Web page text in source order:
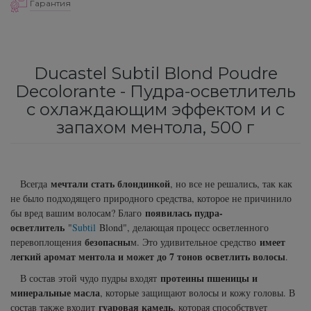
Гарантия
Ducastel Subtil Blond Poudre
Decolorante - Пудра-осветлитель
с охлаждающим эффектом и с
запахом ментола, 500 г
Всегда мечтали стать блондинкой, но все не решались, так как
не было подходящего природного средства, которое не причинило
бы вред вашим волосам? Благо появилась пудра-
осветлитель "Subtil Blond", делающая процесс осветленного
перевоплощения безопасным. Это удивительное средство имеет
легкий аромат ментола и может до 7 тонов осветлить волосы.
В состав этой чудо пудры входят протеины пшеницы и
минеральные масла, которые защищают волосы и кожу головы. В
состав также входит гуаровая камедь, которая способствует
Шампунь для волос
Subtil Color Lab Hydratation Active – Серия
детокс для кожи головы
Subtil Color Lab Maitrise Parfaite – Серия для
кучерявых волос
Серия для восстановления волос
Subtil Color Lab Volume Intense – Серия для
объема тонких волос
уход
Selective Professional
Subtil
Technique
Termix
Tico Professional